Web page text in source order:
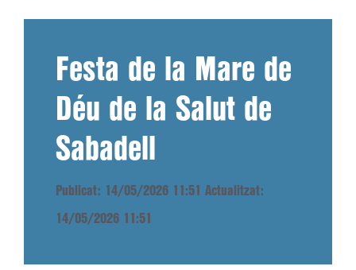
Festa de la Mare de
Déu de la Salut de
Sabadell
Publicat: 14/05/2026 11:51 Actualitzat:
14/05/2026 11:51